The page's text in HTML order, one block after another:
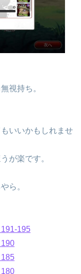
視持ち。
いいかもしれませ
が楽です。
ら。
195